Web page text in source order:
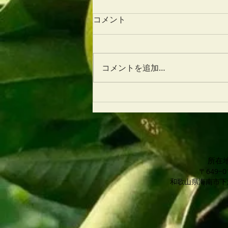
ルシェ出店します！
コメント
コメントを追加…
所在
〒
和歌山県海南市